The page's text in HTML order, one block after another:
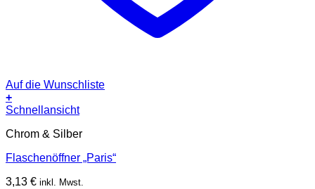
Auf die Wunschliste
+
Schnellansicht
Chrom & Silber
Flaschenöffner „Paris“
3,13 € inkl. Mwst.